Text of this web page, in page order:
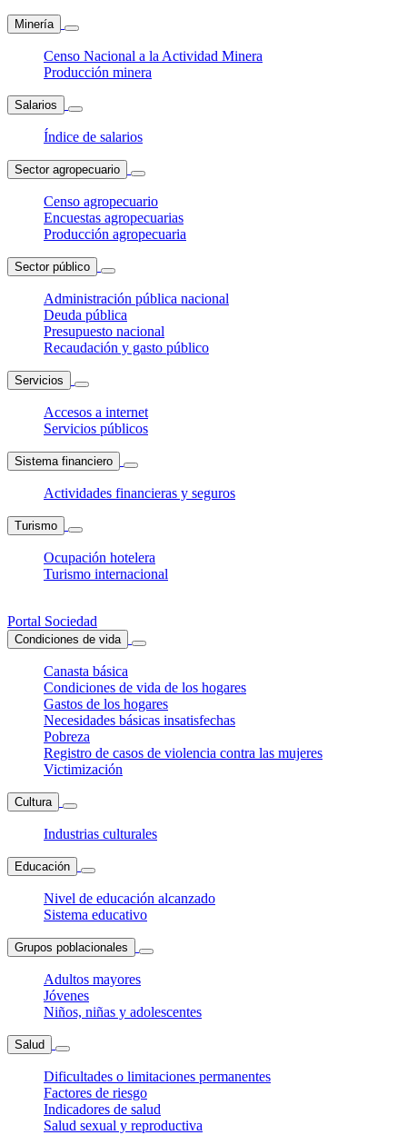
Minería
Censo Nacional a la Actividad Minera
Producción minera
Salarios
Índice de salarios
Sector agropecuario
Censo agropecuario
Encuestas agropecuarias
Producción agropecuaria
Sector público
Administración pública nacional
Deuda pública
Presupuesto nacional
Recaudación y gasto público
Servicios
Accesos a internet
Servicios públicos
Sistema financiero
Actividades financieras y seguros
Turismo
Ocupación hotelera
Turismo internacional
Portal Sociedad
Condiciones de vida
Canasta básica
Condiciones de vida de los hogares
Gastos de los hogares
Necesidades básicas insatisfechas
Pobreza
Registro de casos de violencia contra las mujeres
Victimización
Cultura
Industrias culturales
Educación
Nivel de educación alcanzado
Sistema educativo
Grupos poblacionales
Adultos mayores
Jóvenes
Niños, niñas y adolescentes
Salud
Dificultades o limitaciones permanentes
Factores de riesgo
Indicadores de salud
Salud sexual y reproductiva